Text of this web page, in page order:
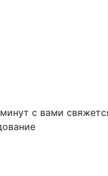
с вами